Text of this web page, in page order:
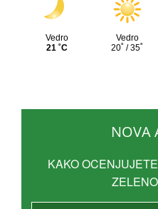
NOVA
KAKO